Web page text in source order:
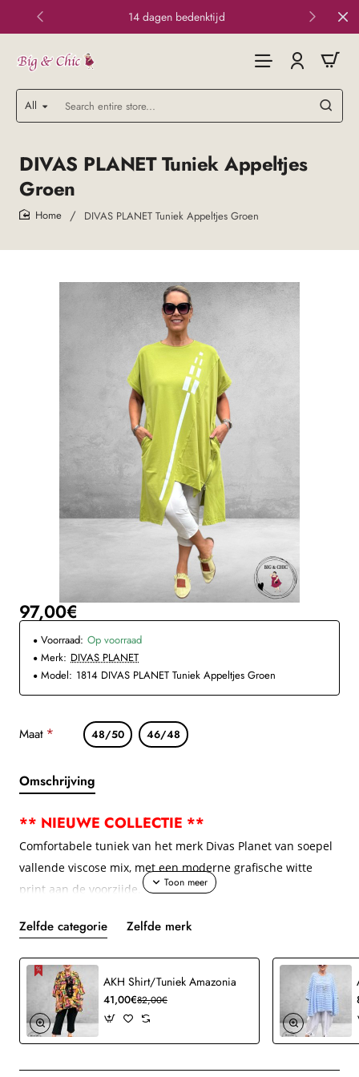
14 dagen bedenktijd
All
Search
entire
DIVAS PLANET Tuniek Appeltjes
Groen
DIVAS PLANET Tuniek Appeltjes Groen
97,00€
Voorraad: Op voorraad
Merk: DIVAS PLANET
Model: 1814 DIVAS PLANET Tuniek Appeltjes Groen
Maat 48/50 46/48
Omschrijving
** NIEUWE COLLECTIE **
Comfortabele tuniek van het merk Divas Planet van soepel
vallende viscose mix, met een moderne grafische witte
print aan de voorzijde.
dragen is.
Details:
* Asymmetrische zoom aan de onderzijde
* Korte aangeknipte mouwen
* Oversized model
Zelfde categorie Zelfde merk
AKH Shirt/Tuniek Amazonia
41,00€82,00€